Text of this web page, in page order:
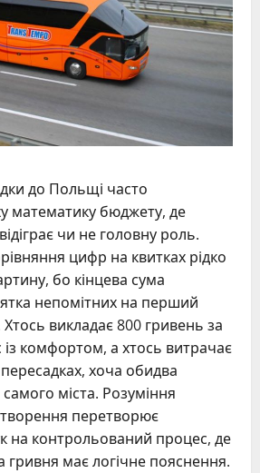
до Польщі часто
математику бюджету, де
чи не головну роль.
цифр на квитках рідко
бо кінцева сума
непомітних на перший
викладає 800 гривень за
комфортом, а хтось витрачає
хоча обидва
міста. Розуміння
перетворює
на контрольований процес, де
має логічне пояснення.